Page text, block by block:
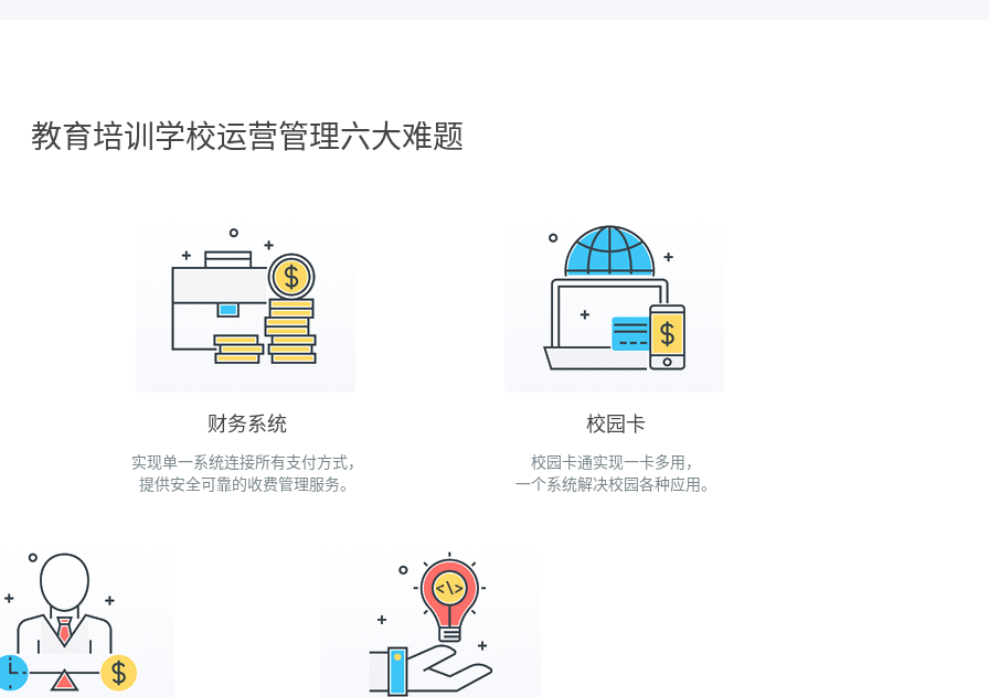
教育培训学校运营管理六大难题
财务系统
实现单一系统连接所有支付方式，
提供安全可靠的收费管理服务。
校园卡
校园卡通实现一卡多用，
一个系统解决校园各种应用。